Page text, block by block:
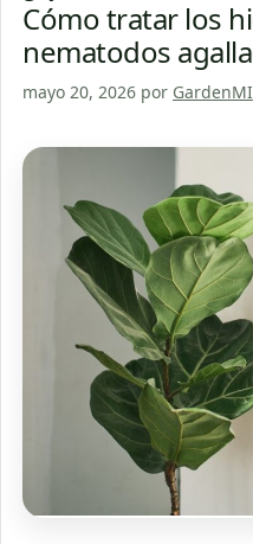
Cómo tratar los
nematodos
mayo 20, 2026 por GardenMI